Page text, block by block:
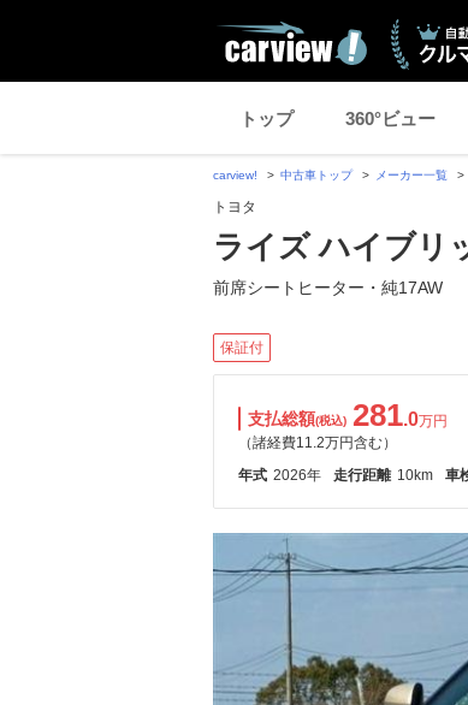
トップ 360°ビュー
carview! 中古車トップ メーカー一覧
トヨタ
ライズ ハイブリ
前席シートヒーター・純17AW
保証付
支払総額(税込) 281.0万円
（諸経費11.2万円含む）
年式 2026年 走行距離 10km 車